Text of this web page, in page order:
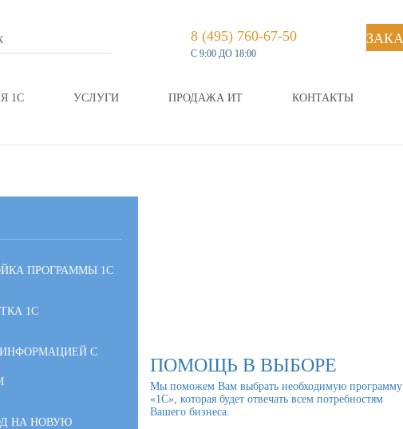
8 (495) 760-67-50
С 9:00 ДО 18:00
1С УСЛУГИ ПРОДАЖА ИТ
КОНТАКТЫ
ПРОГРАММЫ 1С
1С
С
НА НОВУЮ
ПОМОЩЬ В ВЫБОРЕ
Мы поможем Вам выбрать необходимую программу
«1С», которая будет отвечать всем потребностям
Вашего бизнеса.